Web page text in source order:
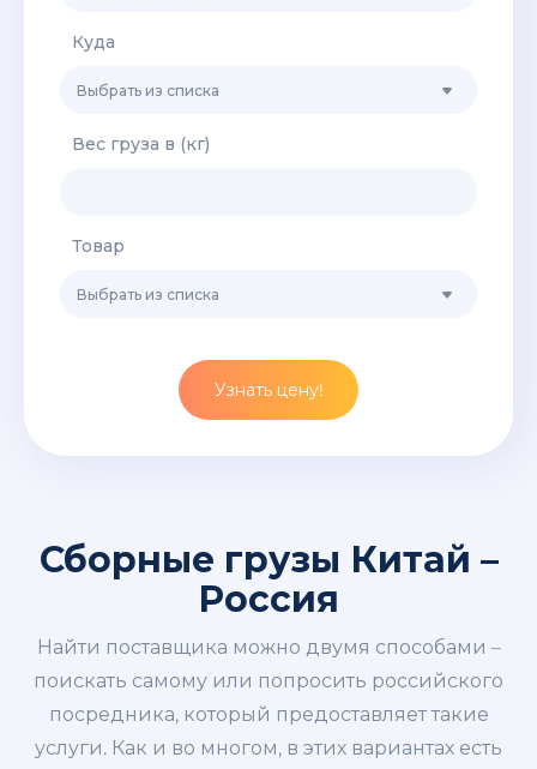
Куда
Выбрать из списка
Вес груза в (кг)
Товар
Выбрать из списка
Узнать цену!
Сборные грузы Китай –
Россия
Найти поставщика можно двумя способами –
поискать самому или попросить российского
посредника, который предоставляет такие
услуги. Как и во многом, в этих вариантах есть